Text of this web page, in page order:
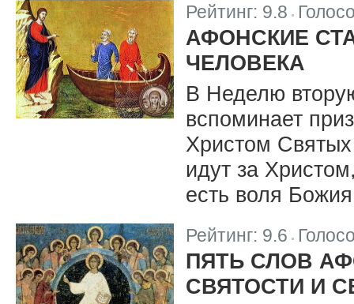
Рейтинг: 9.8 |
АФОНСКИЕ
ЧЕЛОВЕКА
В Неделю
вспоминает
Христом
идут за
есть воля
Рейтинг: 9.6
ПЯТЬ СЛОВ
СВЯТОСТИ И